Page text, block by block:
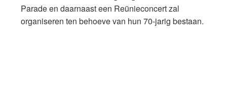
Parade en daarnaast een Reünieconcert zal
organiseren ten behoeve van hun 70-jarig bestaan.